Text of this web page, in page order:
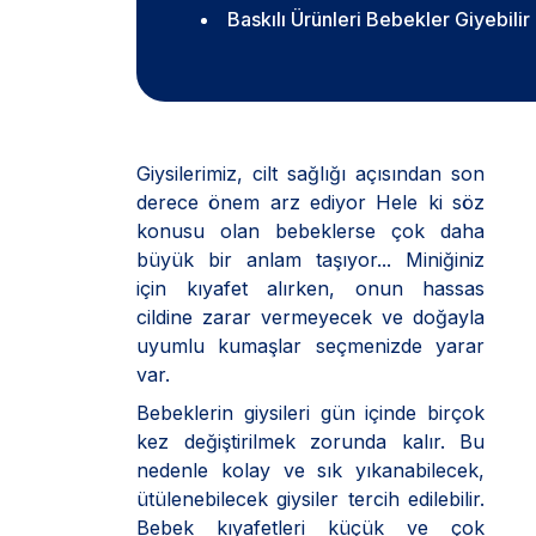
Baskılı Ürünleri Bebekler Giyebilir
Giysilerimiz, cilt sağlığı açısından son
derece önem arz ediyor Hele ki söz
konusu olan bebeklerse çok daha
büyük bir anlam taşıyor... Miniğiniz
için kıyafet alırken, onun hassas
cildine zarar vermeyecek ve doğayla
uyumlu kumaşlar seçmenizde yarar
var.
Bebeklerin giysileri gün içinde birçok
kez değiştirilmek zorunda kalır. Bu
nedenle kolay ve sık yıkanabilecek,
ütülenebilecek giysiler tercih edilebilir.
Bebek kıyafetleri küçük ve çok